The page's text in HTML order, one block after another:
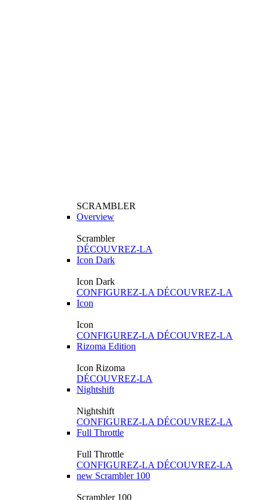
SCRAMBLER
Overview
Scrambler
DÉCOUVREZ-LA
Icon Dark
Icon Dark
CONFIGUREZ-LA DÉCOUVREZ-LA
Icon
Icon
CONFIGUREZ-LA DÉCOUVREZ-LA
Rizoma Edition
Icon Rizoma
DÉCOUVREZ-LA
Nightshift
Nightshift
CONFIGUREZ-LA DÉCOUVREZ-LA
Full Throttle
Full Throttle
CONFIGUREZ-LA DÉCOUVREZ-LA
new Scrambler 100
Scrambler 100